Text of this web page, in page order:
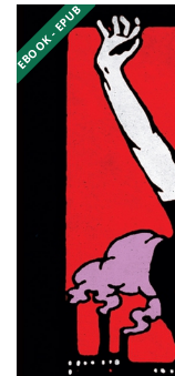
EBOOK - EPUB